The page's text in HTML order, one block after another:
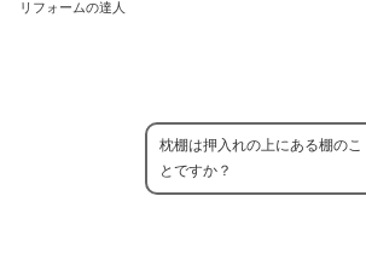
リフォームの達人
枕棚は押入れの上にある棚のこ
とですか？